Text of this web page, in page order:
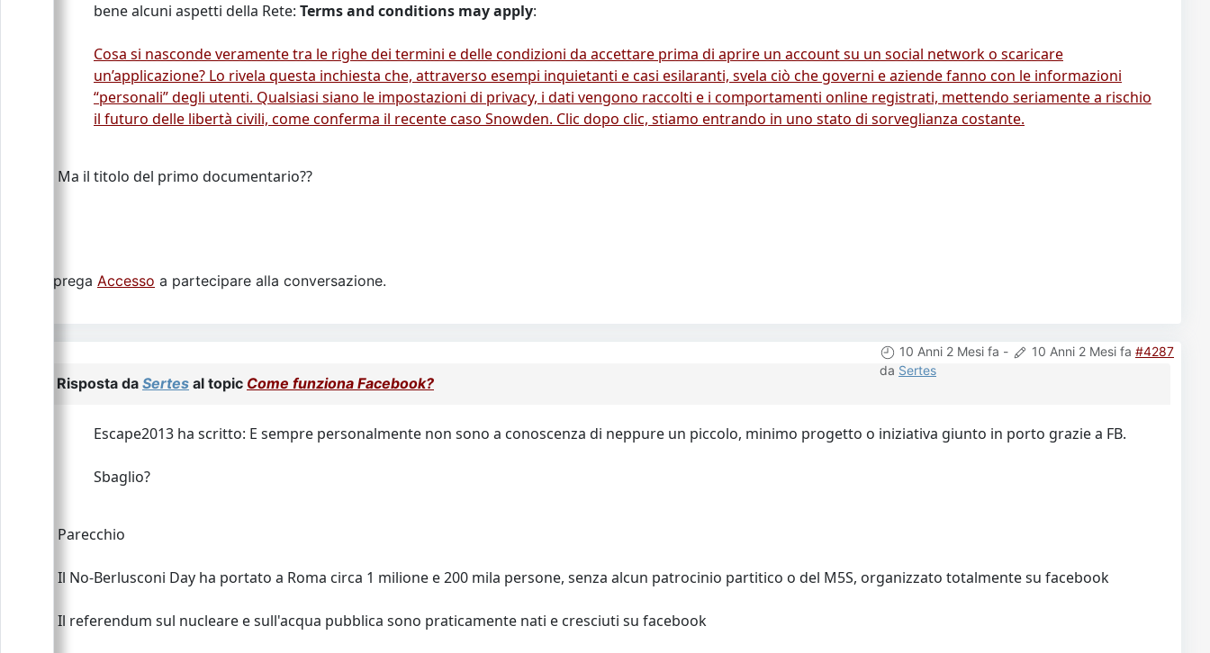
bene alcuni aspetti della Rete: Terms and conditions may apply:
Cosa si nasconde veramente tra le righe dei termini e delle condizioni da accettare prima di aprire un account su un social network o scaricare
un’applicazione? Lo rivela questa inchiesta che, attraverso esempi inquietanti e casi esilaranti, svela ciò che governi e aziende fanno con le informazioni
“personali” degli utenti. Qualsiasi siano le impostazioni di privacy, i dati vengono raccolti e i comportamenti online registrati, mettendo seriamente a rischio
il futuro delle libertà civili, come conferma il recente caso Snowden. Clic dopo clic, stiamo entrando in uno stato di sorveglianza costante.
Ma il titolo del primo documentario??
Si prega Accesso a partecipare alla conversazione.
10 Anni 2 Mesi fa - 10 Anni 2 Mesi fa #4287
da Sertes
Risposta da Sertes al topic Come funziona Facebook?
Escape2013 ha scritto: E sempre personalmente non sono a conoscenza di neppure un piccolo, minimo progetto o iniziativa giunto in porto grazie a FB.
Sbaglio?
Parecchio
Il No-Berlusconi Day ha portato a Roma circa 1 milione e 200 mila persone, senza alcun patrocinio partitico o del M5S, organizzato totalmente su facebook
Il referendum sul nucleare e sull'acqua pubblica sono praticamente nati e cresciuti su facebook